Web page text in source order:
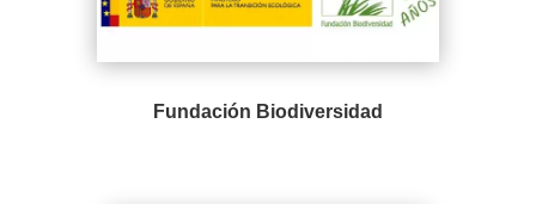
Fundación Biodiversidad